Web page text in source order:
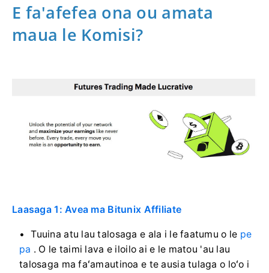
E fa'afefea ona ou amata
maua le Komisi?
Laasaga 1: Avea ma Bitunix Affiliate
Tuuina atu lau talosaga e ala i le faatumu o le pe
pa . O le taimi lava e iloilo ai e le matou 'au lau
talosaga ma faʻamautinoa e te ausia tulaga o loʻo i